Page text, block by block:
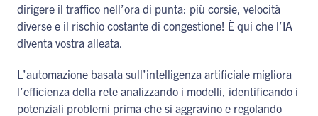
dirigere il traffico nell’ora di punta: più corsie, velocità
diverse e il rischio costante di congestione! È qui che l’IA
diventa vostra alleata.
L’automazione basata sull’intelligenza artificiale migliora
l’efficienza della rete analizzando i modelli, identificando i
potenziali problemi prima che si aggravino e regolando